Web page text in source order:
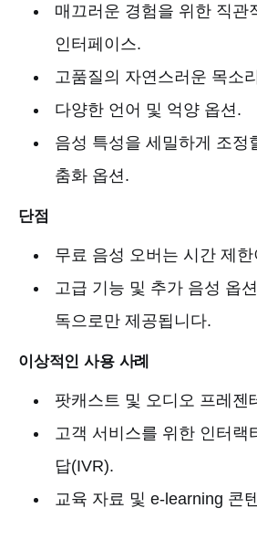
매끄러운 경험을 위한 직관
인터페이스.
고품질의 자연스러운 목소
다양한 언어 및 억양 옵션.
음성 특성을 세밀하게 조정
춤화 옵션.
단점
무료 음성 오버는 시간 제
고급 기능 및 추가 음성 옵
독으로만 제공됩니다.
이상적인 사용 사례
팟캐스트 및 오디오 프레젠
고객 서비스를 위한 인터랙
답(IVR).
교육 자료 및 e-learning 콘